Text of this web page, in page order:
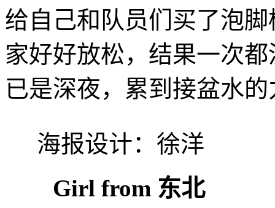
给自己和队员们买了泡
家好好放松，结果一次
已是深夜，累到接盆水
海报设计：徐洋
Girl from 东北